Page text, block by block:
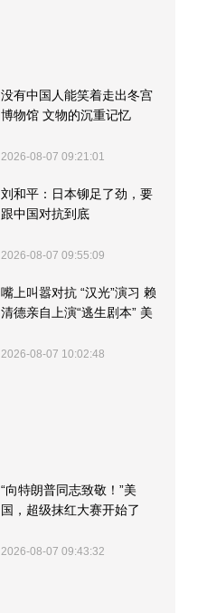
没有中国人能笑着走出冬宫
博物馆 文物的沉重记忆
2026-08-07 09:21:01
刘和平：日本铆足了劲，要
跟中国对抗到底
2026-08-07 09:55:09
嘴上叫嚣对抗 “汉光”演习 赖
清德亲自上演“逃生剧本” 美
2026-08-07 10:02:48
“向特朗普同志致敬！”美
国，超级抹红大赛开始了
2026-08-07 09:43:32